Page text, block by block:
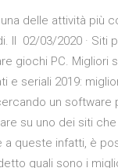
delle attività più
Il 02/03/2020 ·
giochi PC.
seriali 2019:
un software
su uno dei siti
a queste infatti, è
quali sono i